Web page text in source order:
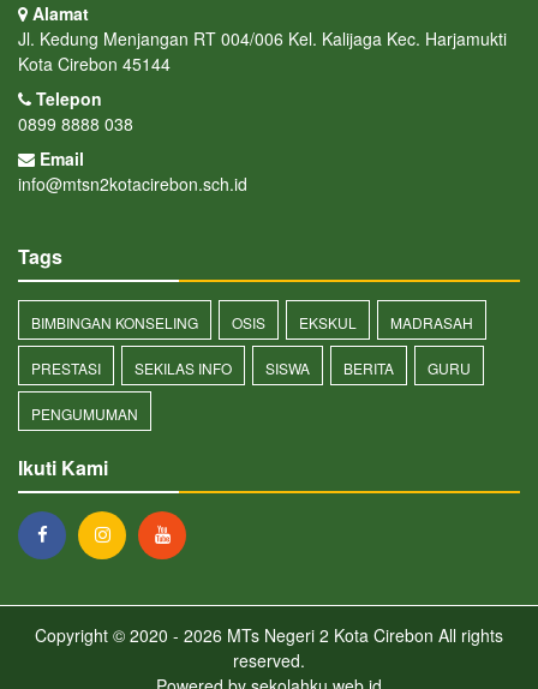
Alamat
Jl. Kedung Menjangan RT 004/006 Kel. Kalijaga Kec. Harjamukti
Kota Cirebon 45144
Telepon
0899 8888 038
Email
info@mtsn2kotacirebon.sch.id
Tags
BIMBINGAN KONSELING OSIS EKSKUL MADRASAH
PRESTASI SEKILAS INFO SISWA BERITA GURU
PENGUMUMAN
Ikuti Kami
Copyright © 2020 - 2026 MTs Negeri 2 Kota Cirebon All rights
reserved.